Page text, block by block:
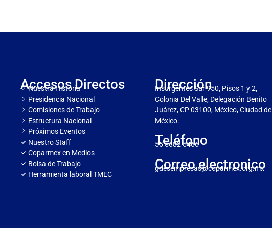
Accesos Directos
Nuestra Historia
Presidencia Nacional
Comisiones de Trabajo
Estructura Nacional
Próximos Eventos
Nuestro Staff
Coparmex en Medios
Bolsa de Trabajo
Herramienta laboral TMEC
Dirección
Insurgentes Sur 950, Pisos 1 y 2,
Colonia Del Valle, Delegación Benito
Juárez, CP 03100, México, Ciudad de
México.
Teléfono
55 5682 5466
Correo electronico
gdesempresas@coparmex.org.mx